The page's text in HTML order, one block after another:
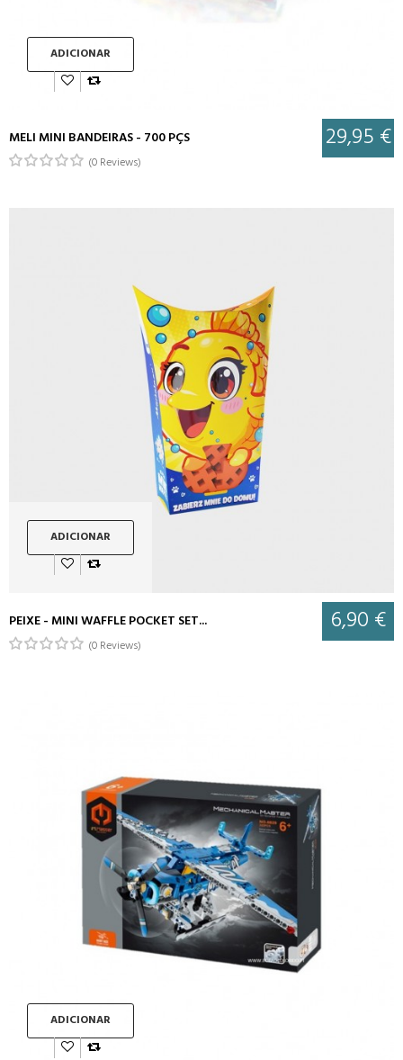
ADICIONAR
MELI MINI BANDEIRAS - 700 PÇS 29,95 €
(0 Reviews)
ADICIONAR
PEIXE - MINI WAFFLE POCKET SET... 6,90 €
(0 Reviews)
ADICIONAR